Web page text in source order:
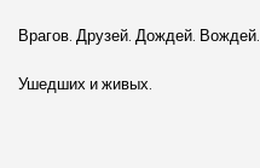
Врагов. Друзей. Дождей. Вождей.
Ушедших и живых.